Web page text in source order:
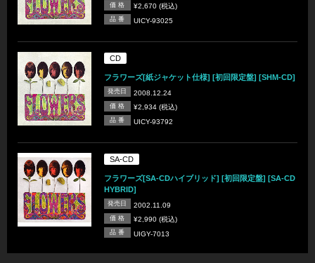
価 格 ¥2,670 (税込)
品 番 UICY-93025
CD
フラワーズ[紙ジャケット仕様] [初回限定盤] [SHM-CD]
発売日 2008.12.24
価 格 ¥2,934 (税込)
品 番 UICY-93792
SA-CD
フラワーズ[SA-CDハイブリッド] [初回限定盤] [SA-CD
HYBRID]
発売日 2002.11.09
価 格 ¥2,990 (税込)
品 番 UIGY-7013